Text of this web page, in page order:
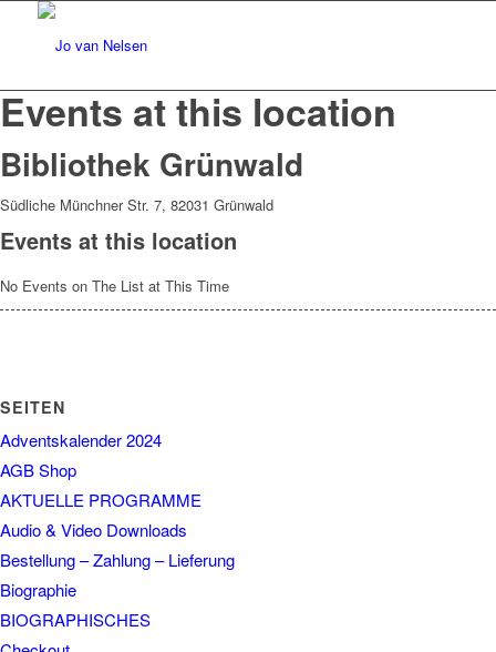
Events at this location
Bibliothek Grünwald
Südliche Münchner Str. 7, 82031 Grünwald
Events at this location
No Events on The List at This Time
SEITEN
Adventskalender 2024
AGB Shop
AKTUELLE PROGRAMME
Audio & Video Downloads
Bestellung – Zahlung – Lieferung
Biographie
BIOGRAPHISCHES